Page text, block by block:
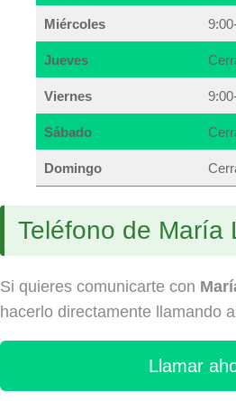
Miércoles
Jueves
Viernes
Sábado
Domingo
Teléfono de María
Si quieres comunicarte con
hacerlo directamente llamando
Llamar